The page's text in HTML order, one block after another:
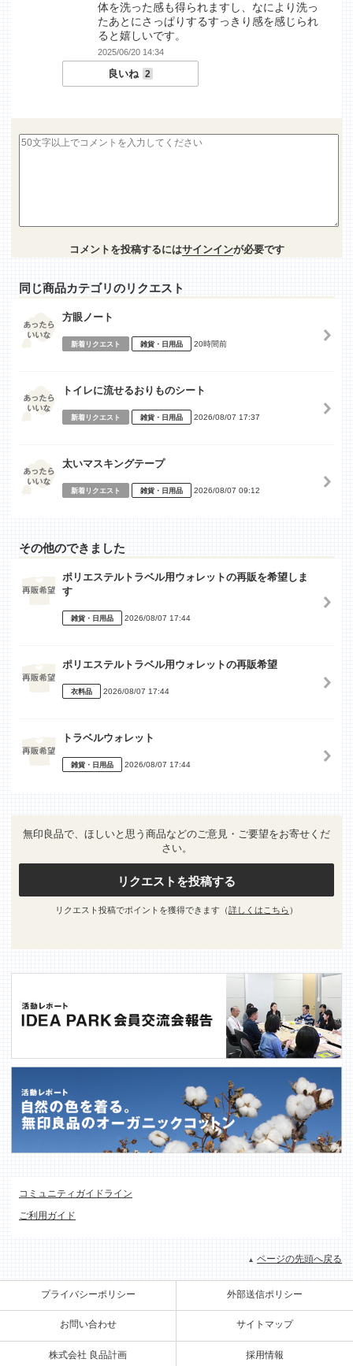
体を洗った感も得られますし、なにより洗っ
たあとにさっぱりするすっきり感を感じられ
ると嬉しいです。
2025/06/20 14:34
良いね 2
コメントを投稿するにはサインインが必要です
同じ商品カテゴリのリクエスト
方眼ノート
新着リクエスト 雑貨・日用品 20時間前
トイレに流せるおりものシート
新着リクエスト 雑貨・日用品 2026/08/07 17:37
太いマスキングテープ
新着リクエスト 雑貨・日用品 2026/08/07 09:12
その他のできました
ポリエステルトラベル用ウォレットの再販を希望しま
す
雑貨・日用品 2026/08/07 17:44
ポリエステルトラベル用ウォレットの再販希望
衣料品 2026/08/07 17:44
トラベルウォレット
雑貨・日用品 2026/08/07 17:44
無印良品で、ほしいと思う商品などのご意見・ご要望をお寄せくだ
さい。
リクエストを投稿する
リクエスト投稿でポイントを獲得できます（詳しくはこちら ）
コミュニティガイドライン
ご利用ガイド
ページの先頭へ戻る
プライバシーポリシー 外部送信ポリシー
お問い合わせ サイトマップ
株式会社 良品計画 採用情報